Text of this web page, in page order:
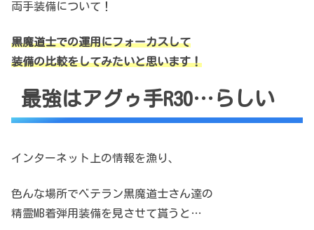
両手装備について！
黒魔道士での運用にフォーカスして
装備の比較をしてみたいと思います！
最強はアグゥ手R30…らしい
インターネット上の情報を漁り、
色んな場所でベテラン黒魔道士さん達の
精霊MB着弾用装備を見させて貰うと…